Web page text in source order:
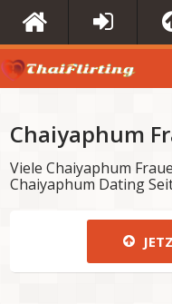
Chaiyaphum
Viele Chaiyaphum
Chaiyaphum Dating